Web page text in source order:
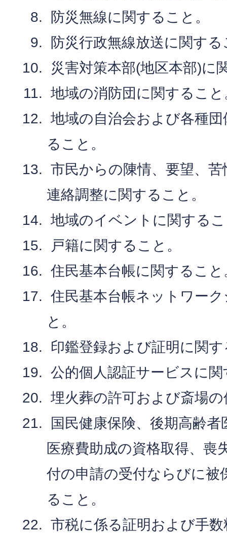
防災無線に関すること。
防災行政無線放送に関する
災害対策本部(地区本部)に
地域の消防団に関すること
地域の自治会および各種
ること。
市民からの陳情、要望、
連絡調整に関すること。
地域のイベントに関する
戸籍に関すること。
住民基本台帳に関すること
住民基本台帳ネットワー
と。
印鑑登録および証明に関
公的個人認証サービスに
埋火葬の許可および斎場
国民健康保険、後期高齢
医療費助成の資格取得、喪
付の申請の受付ならびに被
ること。
市税に係る証明および手